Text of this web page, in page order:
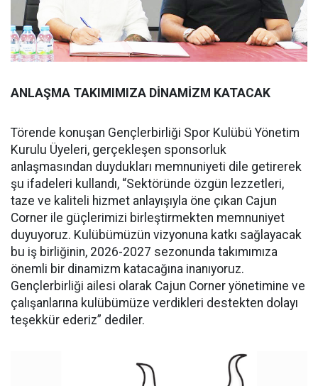
ANLAŞMA TAKIMIMIZA DİNAMİZM KATACAK
Törende konuşan Gençlerbirliği Spor Kulübü Yönetim
Kurulu Üyeleri, gerçekleşen sponsorluk
anlaşmasından duydukları memnuniyeti dile getirerek
şu ifadeleri kullandı, “Sektöründe özgün lezzetleri,
taze ve kaliteli hizmet anlayışıyla öne çıkan Cajun
Corner ile güçlerimizi birleştirmekten memnuniyet
duyuyoruz. Kulübümüzün vizyonuna katkı sağlayacak
bu iş birliğinin, 2026-2027 sezonunda takımımıza
önemli bir dinamizm katacağına inanıyoruz.
Gençlerbirliği ailesi olarak Cajun Corner yönetimine ve
çalışanlarına kulübümüze verdikleri destekten dolayı
teşekkür ederiz” dediler.